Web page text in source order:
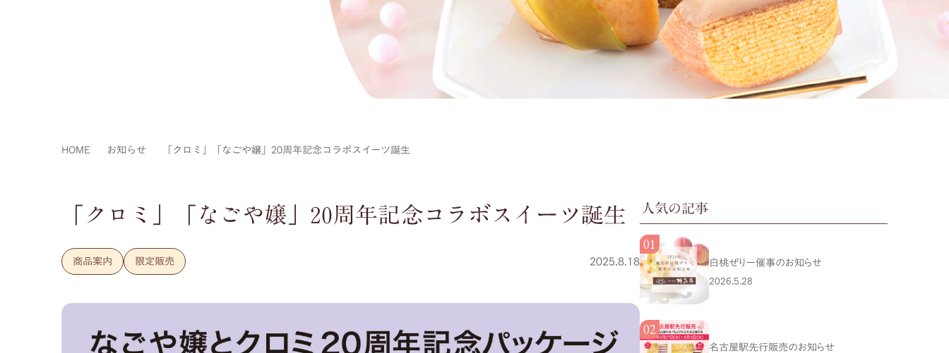
HOME お知らせ 「クロミ」「なごや嬢」20周年記念コラボスイーツ誕生
「クロミ」「なごや嬢」20周年記念コラボスイーツ誕生
商品案内 限定販売 2025.8.18
人気の記事
白桃ぜりー催事のお知らせ
2026.5.28
名古屋駅先行販売のお知らせ